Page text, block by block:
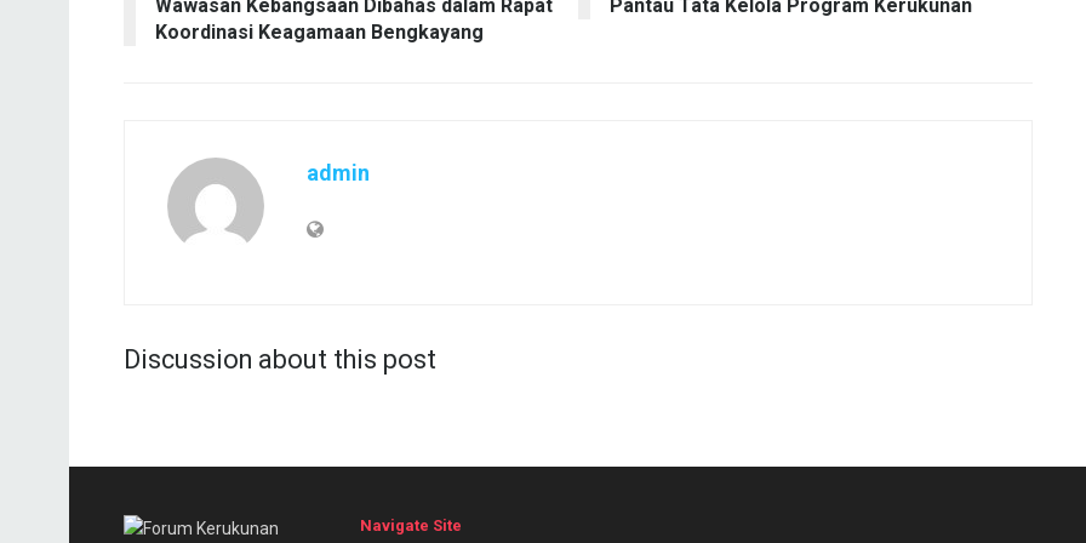
Wawasan Kebangsaan Dibahas dalam Rapat
Koordinasi Keagamaan Bengkayang
Pantau Tata Kelola Program Kerukunan
admin
Discussion about this post
Navigate Site